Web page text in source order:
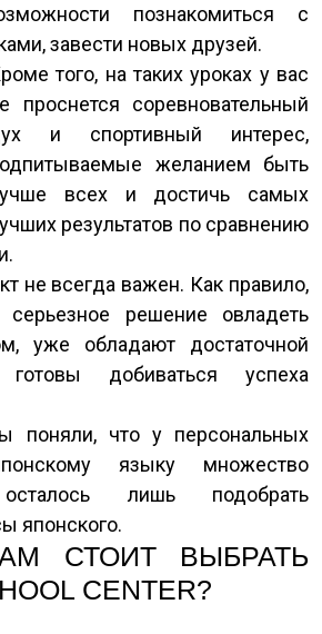
познакомиться с
завести новых друзей.
того, на таких уроках у вас
проснется соревновательный
и спортивный интерес,
желанием быть
всех и достичь самых
результатов по сравнению
не всегда важен. Как правило,
решение овладеть
уже обладают достаточной
добиваться успеха
поняли, что у персональных
языку множество
лишь подобрать
японского.
СТОИТ ВЫБРАТЬ
CENTER?